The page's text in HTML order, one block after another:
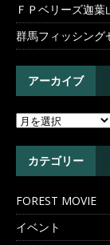
ＦＰベリーズ迦葉
群馬フィッシング
アーカイブ
カテゴリー
FOREST MOVIE
イベント